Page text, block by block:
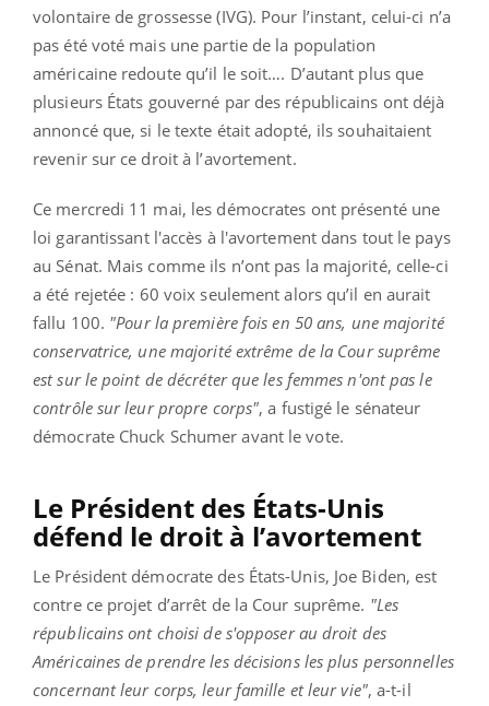
volontaire de grossesse (IVG). Pour l’instant, celui-ci n’a
pas été voté mais une partie de la population
américaine redoute qu’il le soit…. D’autant plus que
plusieurs États gouverné par des républicains ont déjà
annoncé que, si le texte était adopté, ils souhaitaient
revenir sur ce droit à l’avortement.
Ce mercredi 11 mai, les démocrates ont présenté une
loi garantissant l'accès à l'avortement dans tout le pays
au Sénat. Mais comme ils n’ont pas la majorité, celle-ci
a été rejetée : 60 voix seulement alors qu’il en aurait
fallu 100. "Pour la première fois en 50 ans, une majorité
conservatrice, une majorité extrême de la Cour suprême
est sur le point de décréter que les femmes n'ont pas le
contrôle sur leur propre corps", a fustigé le sénateur
démocrate Chuck Schumer avant le vote.
Le Président des États-Unis
défend le droit à l’avortement
Le Président démocrate des États-Unis, Joe Biden, est
contre ce projet d’arrêt de la Cour suprême. "Les
républicains ont choisi de s'opposer au droit des
Américaines de prendre les décisions les plus personnelles
concernant leur corps, leur famille et leur vie", a-t-il